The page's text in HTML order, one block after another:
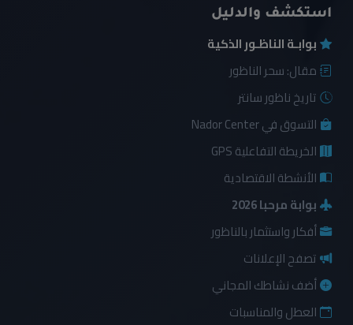
استكشف والدليل
بوابـة الناظـور الذكية
مقال: سحر الناظور
تاريخ ناظور سانتر
التسوق في Nador Center
الخريطة التفاعلية GPS
الأنشطة الاقتصادية
بوابة مرحبا 2026
أفكار واستثمار بالناظور
تصفح الإعلانات
أضف نشاطك المجاني
العطل والمناسبات